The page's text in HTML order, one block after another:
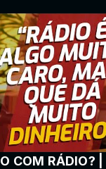
COM RÁDIO? |